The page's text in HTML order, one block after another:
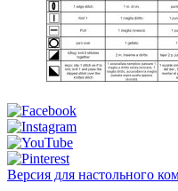
Версия для настольного